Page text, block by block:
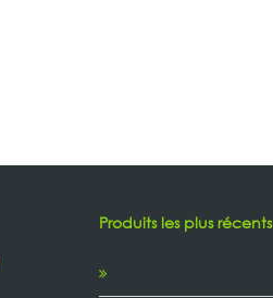
Produits les plus récents